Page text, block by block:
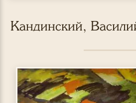
Кандинский,